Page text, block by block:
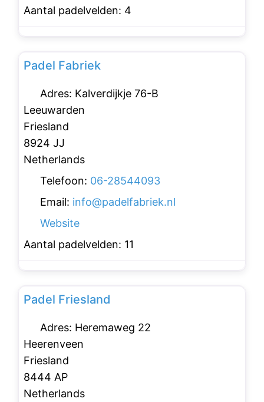
Aantal padelvelden: 4
Padel Fabriek
Adres: Kalverdijkje 76-B
Leeuwarden
Friesland
8924 JJ
Netherlands
Telefoon: 06-28544093
Email: info@padelfabriek.nl
Website
Aantal padelvelden: 11
Padel Friesland
Adres: Heremaweg 22
Heerenveen
Friesland
8444 AP
Netherlands